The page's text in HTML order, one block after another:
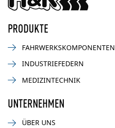
PRODUKTE
FAHRWERKSKOMPONENTEN
INDUSTRIEFEDERN
MEDIZINTECHNIK
UNTERNEHMEN
ÜBER UNS